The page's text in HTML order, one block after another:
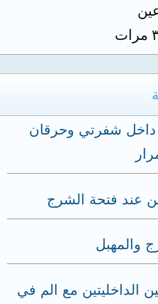
داخل شفرتي وحرقان
عند فتحة الشرج
والمهبل
الداخليتين مع الم في